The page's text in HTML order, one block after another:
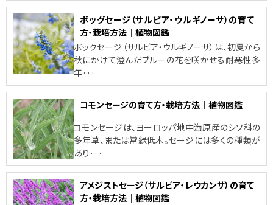
ボッグセージ（サルビア・ウルギノーサ）の育て
方・栽培方法｜植物図鑑
ボックセージ（サルビア・ウルギノーサ）は、初夏から
秋にかけて澄んだブルーの花を咲かせる耐寒性多
年···
コモンセージの育て方・栽培方法｜植物図鑑
コモンセージは、ヨーロッパ地中海原産のシソ科の
多年草、または常緑低木。セージには多くの種類が
あり···
アメジストセージ（サルビア・レウカンサ）の育て
方・栽培方法｜植物図鑑